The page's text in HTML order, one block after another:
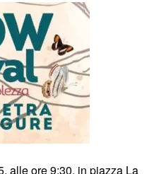
alle ore 9:30, in piazza La